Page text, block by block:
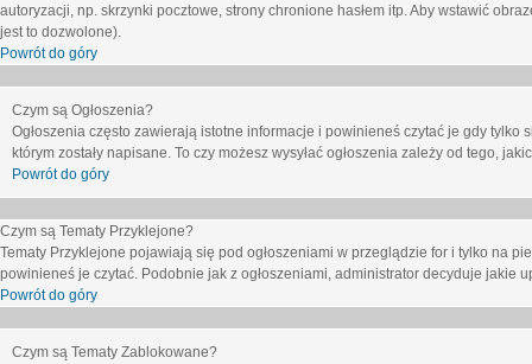
autoryzacji, np. skrzynki pocztowe, strony chronione hasłem itp. Aby wstawić
jest to dozwolone).
Powrót do góry
Czym są Ogłoszenia?
Ogłoszenia często zawierają istotne informacje i powinieneś czytać je gdy
którym zostały napisane. To czy możesz wysyłać ogłoszenia zależy od tego,
Powrót do góry
Czym są Tematy Przyklejone?
Tematy Przyklejone pojawiają się pod ogłoszeniami w przeglądzie for i tylko na
powinieneś je czytać. Podobnie jak z ogłoszeniami, administrator decyduje
Powrót do góry
Czym są Tematy Zablokowane?